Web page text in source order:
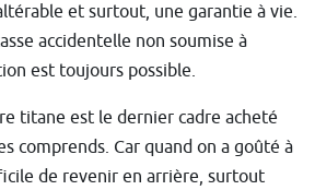
et surtout, une garantie à vie.
accidentelle non soumise à
est toujours possible.
titane est le dernier cadre acheté
comprends. Car quand on a goûté à
de revenir en arrière, surtout